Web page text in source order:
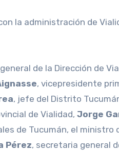
la administración de
de la Dirección de
, vicepresidente
, jefe del Distrito
de Vialidad, Jorge
de Tucumán, el ministro
Pérez, secretaria general